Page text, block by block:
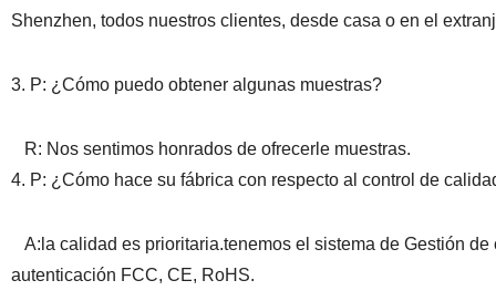
Shenzhen, todos nuestros clientes, desde casa o en el
3. P: ¿Cómo puedo obtener algunas muestras?
R: Nos sentimos honrados de ofrecerle muestras.
4. P: ¿Cómo hace su fábrica con respecto al control de
A:la calidad es prioritaria.tenemos el sistema de Gestión
autenticación FCC, CE, RoHS.